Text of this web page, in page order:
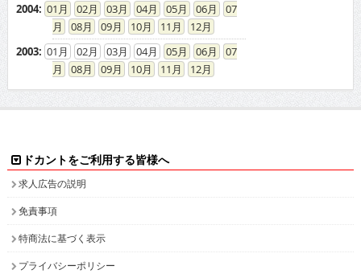
2004: 01 02 03 04 05 06
07
08
09 10 11
12
2003: 01 02 03 04 05 06
07
08
09 10 11 12
ドカントをご利用する皆様へ
求人広告の説明
免責事項
特商法に基づく表示
プライバシーポリシー